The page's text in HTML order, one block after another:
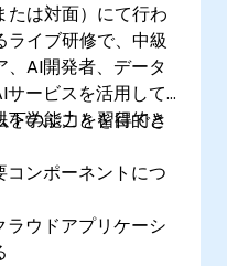
たは対面）にて行わ
ライブ研修で、中級
、AI開発者、データ
サービスを活用して
学ぶことを目的と
の能力を習得でき
ンポーネントにつ
ラウドアプリケーシ